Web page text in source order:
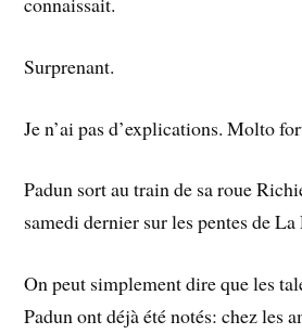
Surprenant.
Je n’ai pas d’explications. Molto
Padun sort au train de sa roue
samedi dernier sur les pentes de
On peut simplement dire que les
Padun ont déjà été notés: chez les